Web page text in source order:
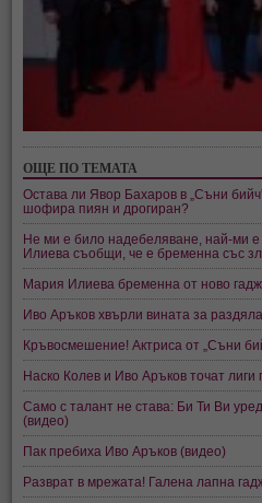
ОЩЕ ПО ТЕМАТА
Остава ли Явор Бахаров в „Съни
шофира пиян и дрогиран?
Не ми е било надебеляване, най-ми
Илиева съобщи, че е бременна със
Мария Илиева бременна от ново
Иво Аръков хвърли вината за
Кръвосмешение! Актриса от „Съни
Наско Колев и Иво Аръков точат
Само с талант не става: Би Ти Ви
(видео)
Пак пребиха Иво Аръков (видео)
Разврат в мрежата! Галена лапна